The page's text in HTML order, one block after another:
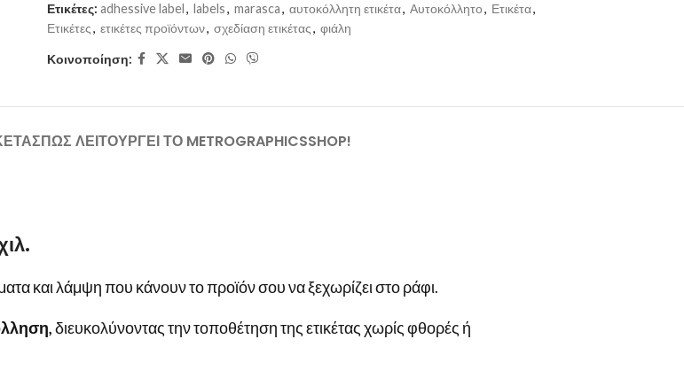
Ετικέτες: adhessive label, labels, marasca, αυτοκόλλητη ετικέτα, Αυτοκόλλητο, Ετικέτα,
Ετικέτες, ετικέτες προϊόντων, σχεδίαση ετικέτας, φιάλη
Κοινοποίηση:
ΠΩΣ ΛΕΙΤΟΥΡΓΕΙ ΤΟ METROGRAPHICSSHOP!
και λάμψη που κάνουν το προϊόν σου να ξεχωρίζει στο ράφι.
διευκολύνοντας την τοποθέτηση της ετικέτας χωρίς φθορές ή